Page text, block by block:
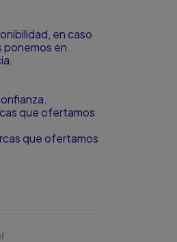
en caso
ponemos en
que ofertamos
que ofertamos